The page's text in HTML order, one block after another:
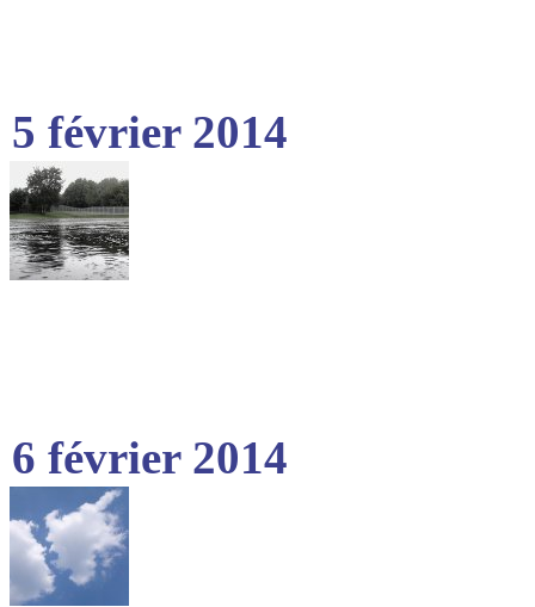
5 février 2014
6 février 2014